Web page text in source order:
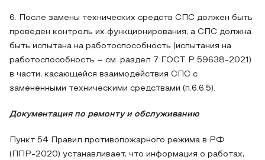
6. После замены технических средств СПС должен быть
проведен контроль их функционирования, а СПС должна
быть испытана на работоспособность (испытания на
работоспособность – см. раздел 7 ГОСТ Р 59638-2021)
в части, касающейся взаимодействия СПС с
замененными техническими средствами (п.6.6.5).
Документация по ремонту и обслуживанию
Пункт 54 Правил противопожарного режима в РФ
(ППР-2020) устанавливает, что информация о работах,